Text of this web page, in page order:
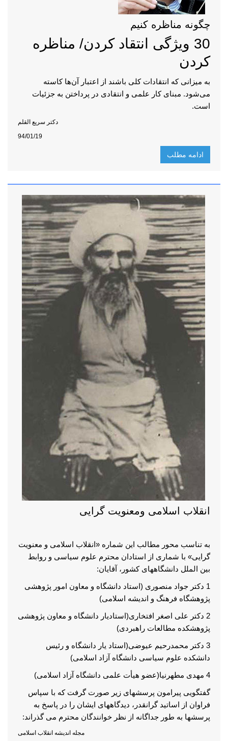
چگونه مناظره کنیم
30 ویژگی انتقاد کردن/ مناظره
کردن
به میزانی که انتقادات کلی باشند از اعتبار آن‌ها کاسته
می‌شود. مبنای کار علمی و انتقادی در پرداختن به جزئیات
است.
دکتر سریع القلم
94/01/19
ادامه مطلب
انقلاب اسلامی ومعنویت گرایی
به تناسب محور مطالب این شماره «انقلاب اسلامی و معنویت
گرایی» با شماری از استادان محترم علوم سیاسی و روابط
بین الملل دانشگاههای کشور، آقایان:
1 دکتر جواد منصوری (استاد دانشگاه و معاون امور پژوهشی
پژوهشگاه فرهنگ و اندیشه اسلامی)
2 دکتر علی اصغر افتخاری(استادیار دانشگاه و معاون پژوهشی
پژوهشکده مطالعات راهبردی)
3 دکتر محمدرحیم عیوضی(استاد یار دانشگاه و رئیس
دانشکده علوم سیاسی دانشگاه آزاد اسلامی)
4 مهدی مطهرنیا(عضو هیأت علمی دانشگاه آزاد اسلامی)
گفتگویی پیرامون پرسشهای زیر صورت گرفت که با سپاس
فراوان از اساتید گرانقدر، دیدگاههای ایشان را در پاسخ به
پرسشها به طور جداگانه از نظر خوانندگان محترم می گذراند:
مجله اندیشه انقلاب اسلامی